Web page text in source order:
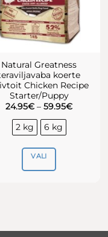
Natural Greatness
koerte
Chicken Recipe
Starter/Puppy
24.95€ – 59.95€
2 kg 6 kg
VALI
varianti.